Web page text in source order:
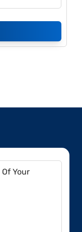
Of Your